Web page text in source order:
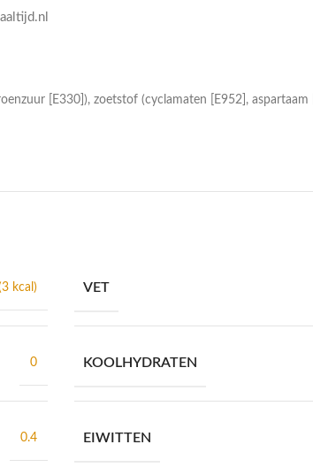
[E330]), zoetstof (cyclamaten [E952],
kcal) VET
0 KOOLHYDRATEN
0.4 EIWITTEN